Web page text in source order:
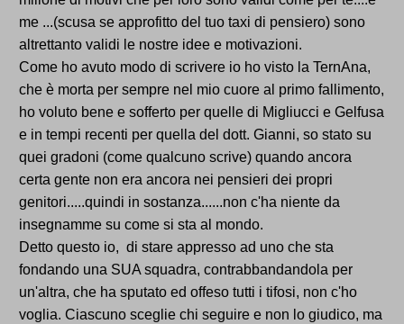
Quella stessa cosa che ci fa dire "la Ternana è la
nostra" e che non fa dire a un malato di nutella che
la Ferrero è la sua.
In questa ottica, David, il ragionamento che tu (ed
altri) fate ha molto senso se si considera il calcio un
prodotto, ha molto meno senso se applicato alla fede
calcistica. Nel primo caso è naturale che se la
Ternana 1925 muore, passo a un prodotto il più
simile possibile a quello che non posso più
consumare. E qui la Bandecchiana sarebbe forse la
cosa più simile alla Ternana 1925. Nell'atro caso,
invece, se la ternana 1925 dovesse morire
definitivamente, non si passerebbe a sostenere
un'altra squadra. Perché per chi intende il calcio non
me ...(scusa se approfitto del tuo taxi di pensiero) sono
altrettanto validi le nostre idee e motivazioni.
Come ho avuto modo di scrivere io ho visto la TernAna,
che è morta per sempre nel mio cuore al primo fallimento,
ho voluto bene e sofferto per quelle di Migliucci e Gelfusa
e in tempi recenti per quella del dott. Gianni, so stato su
quei gradoni (come qualcuno scrive) quando ancora
certa gente non era ancora nei pensieri dei propri
genitori.....quindi in sostanza......non c'ha niente da
insegnamme su come si sta al mondo.
Detto questo io, di stare appresso ad uno che sta
fondando una SUA squadra, contrabbandandola per
un'altra, che ha sputato ed offeso tutti i tifosi, non c'ho
voglia. Ciascuno sceglie chi seguire e non lo giudico, ma